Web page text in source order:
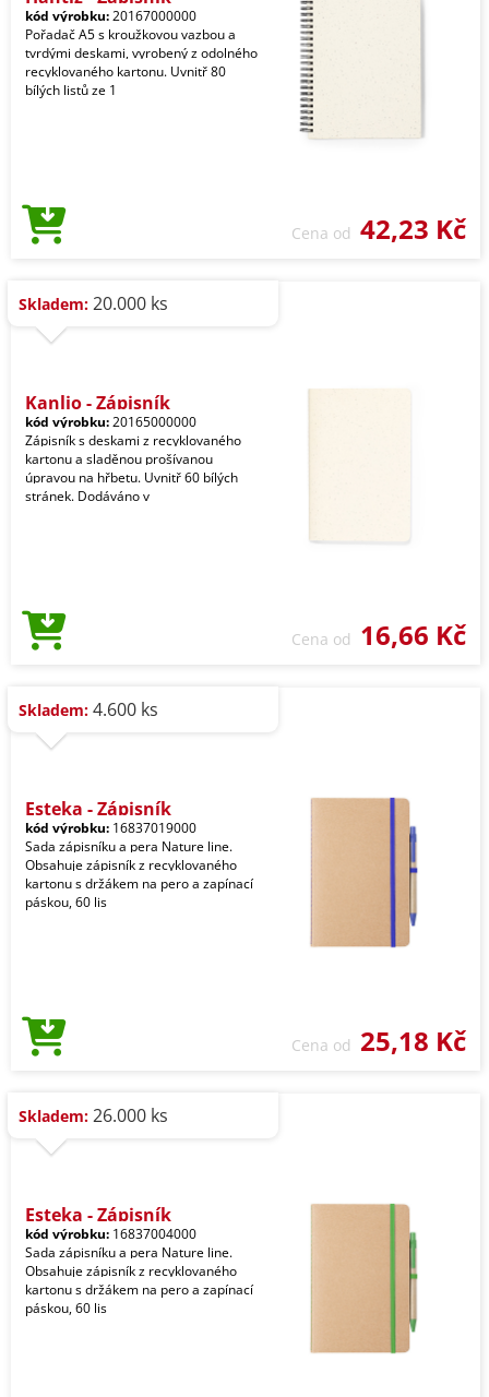
kód výrobku:20167000000
Pořadač A5 s kroužkovou vazbou a
tvrdými deskami, vyrobený z odolného
recyklovaného kartonu. Uvnitř 80
bílých listů ze 1
Cena od 42,23 Kč
Skladem: 20.000 ks
Kanlio - Zápisník
kód výrobku:20165000000
Zápisník s deskami z recyklovaného
kartonu a sladěnou prošívanou
úpravou na hřbetu. Uvnitř 60 bílých
stránek. Dodáváno v
Cena od 16,66 Kč
Skladem: 4.600 ks
Esteka - Zápisník
kód výrobku: 16837019000
Sada zápisníku a pera Nature line.
Obsahuje zápisník z recyklovaného
kartonu s držákem na pero a zapínací
páskou, 60 lis
Cena od 25,18 Kč
Skladem: 26.000 ks
Esteka - Zápisník
kód výrobku: 16837004000
Sada zápisníku a pera Nature line.
Obsahuje zápisník z recyklovaného
kartonu s držákem na pero a zapínací
páskou, 60 lis